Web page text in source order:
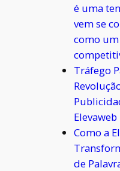
é uma
vem se
como
Tráfego
Elevaweb
Como a
de